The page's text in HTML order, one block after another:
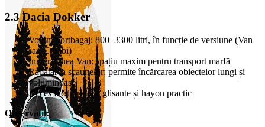
2.3 Dacia Dokker
Volum portbagaj: 800–3300 litri, în funcție de versiune (Van
sau Combi)
În versiunea Van: spațiu maxim pentru transport marfă
Rabatarea scaunelor: permite încărcarea obiectelor lungi și
voluminoase
Acces facil prin uși glisante și hayon practic
Observații: